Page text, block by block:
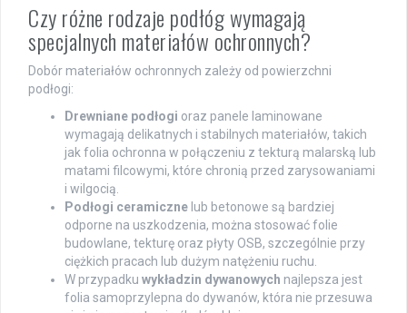
Czy różne rodzaje podłóg wymagają
specjalnych materiałów ochronnych?
Dobór materiałów ochronnych zależy od powierzchni
podłogi:
Drewniane podłogi oraz panele laminowane
wymagają delikatnych i stabilnych materiałów, takich
jak folia ochronna w połączeniu z tekturą malarską lub
matami filcowymi, które chronią przed zarysowaniami
i wilgocią.
Podłogi ceramiczne lub betonowe są bardziej
odporne na uszkodzenia, można stosować folie
budowlane, tekturę oraz płyty OSB, szczególnie przy
ciężkich pracach lub dużym natężeniu ruchu.
W przypadku wykładzin dywanowych najlepsza jest
folia samoprzylepna do dywanów, która nie przesuwa